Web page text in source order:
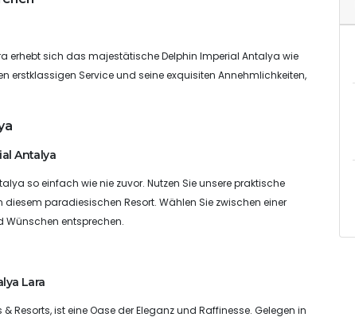
erhebt sich das majestätische Delphin Imperial Antalya wie
erstklassigen Service und seine exquisiten Annehmlichkeiten,
Antalya
so einfach wie nie zuvor. Nutzen Sie unsere praktische
paradiesischen Resort. Wählen Sie zwischen einer
Wünschen entsprechen.
Lara
Resorts, ist eine Oase der Eleganz und Raffinesse. Gelegen in